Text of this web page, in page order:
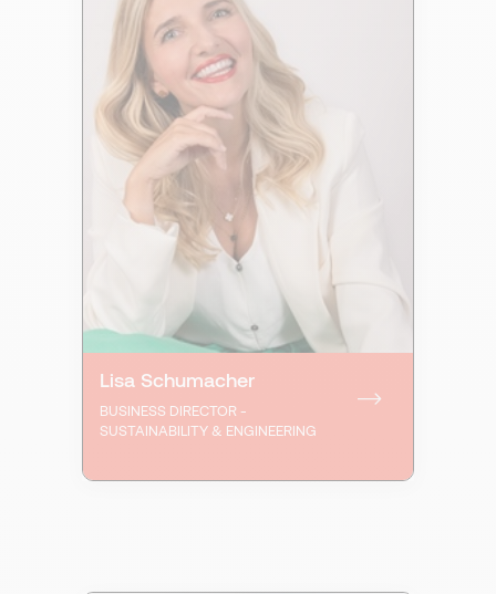
Lisa Schumacher
BUSINESS DIRECTOR -
SUSTAINABILITY & ENGINEERING